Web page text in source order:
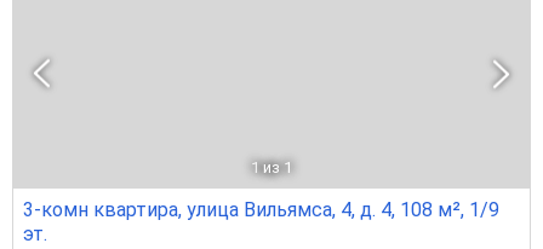
1 из 1
3-комн квартира, улица Вильямса, 4, д. 4, 108 м², 1/9
эт.